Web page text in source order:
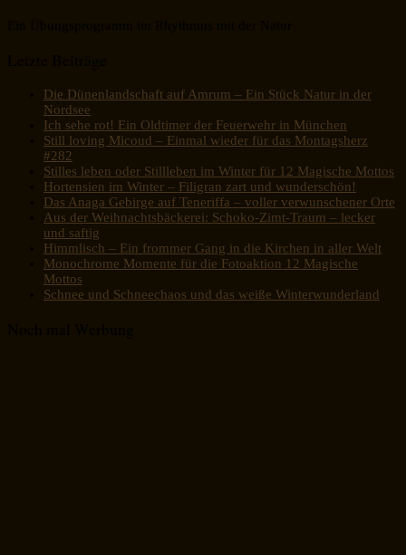
Die Dünenlandschaft auf Amrum – Ein Stück Natur in der
Nordsee
Ich sehe rot! Ein Oldtimer der Feuerwehr in München
Still loving Micoud – Einmal wieder für das Montagsherz
#282
Stilles leben oder Stillleben im Winter für 12 Magische Mottos
Hortensien im Winter – Filigran zart und wunderschön!
Das Anaga Gebirge auf Teneriffa – voller verwunschener Orte
Aus der Weihnachtsbäckerei: Schoko-Zimt-Traum – lecker
und saftig
Himmlisch – Ein frommer Gang in die Kirchen in aller Welt
Monochrome Momente für die Fotoaktion 12 Magische
Mottos
Schnee und Schneechaos und das weiße Winterwunderland